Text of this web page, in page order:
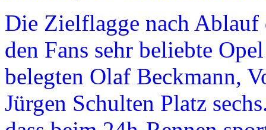
Die Zielflagge nach Ablauf
den Fans sehr beliebte
belegten Olaf Beckmann,
Jürgen Schulten Platz